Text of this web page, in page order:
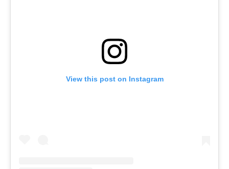
View this post on Instagram